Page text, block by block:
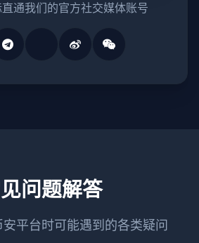
通我们的官方社交媒体账号
问题解答
平台时可能遇到的各类疑问